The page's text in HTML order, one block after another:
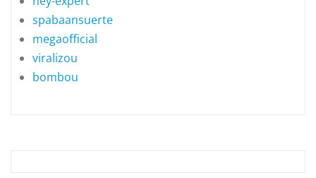
spabaansuerte
megaofficial
viralizou
bombou